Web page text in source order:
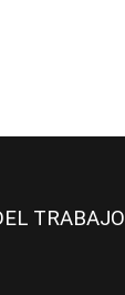
TRABAJO